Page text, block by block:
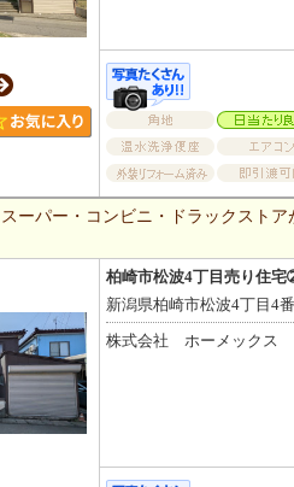
スーパー・コンビニ・ドラックスト
柏崎市松波4丁目売り住
新潟県柏崎市松波4丁目4
株式会社 ホーメックス